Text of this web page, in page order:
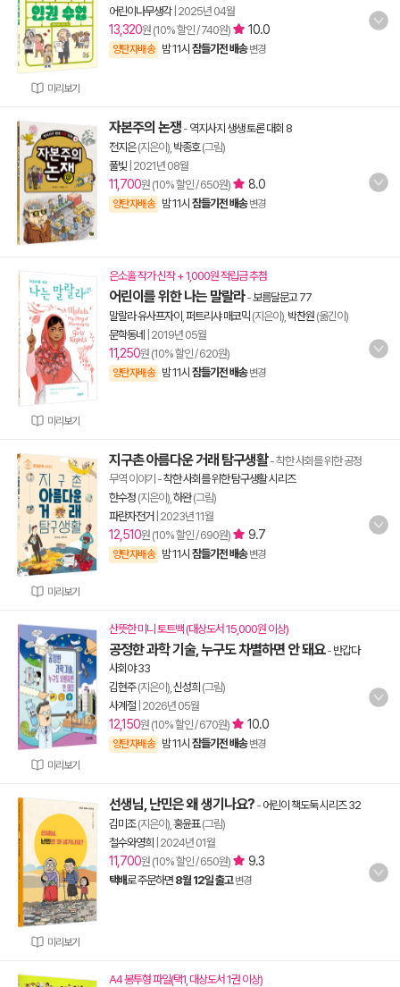
미리보기
어린이나무생각| 2025년 04월
13,320원 (10% 할인 / 740원) 10.0
양탄자배송 밤 11시 잠들기전 배송 변경
자본주의 논쟁 - 역지사지 생생 토론 대회 8
전지은(지은이), 박종호(그림)
풀빛 2021년 08월
11,700원 (10% 할인 / 650원) 8.0
양탄자배송 밤 11시 잠들기전 배송 변경
미리보기
은소홀 작가 신작 + 1,000원 적립금 추첨
어린이를 위한 나는 말랄라-보름달문고 77
말랄라 유사프자이 퍼트리샤 매코믹 (지은이), 박찬원 (옮긴이)
문학동네
2019년 05월
11,250원 (10% 할인 / 620원)
양탄자배송 밤 11시 잠들기전 배송 변경
미리보기
지구촌 아름다운 거래 탐구생활- 착한 사회를 위한 공정
무역 이야기 -착한 사회를 위한 탐구생활 시리즈
한수정 (지은이), 하완(그림)
파란자전거 2023년 11월
12,510원 (10% 할인 / 690원) 9.7
양탄자배송 밤 11시 잠들기전 배송 변경
미리보기
산뜻한 미니 토트백 (대상도서 15,000원 이상)
공정한 과학 기술, 누구도 차별하면 안 돼요- 반갑다
사회야 33
김현주(지은이), 신성희 (그림)
사계절 2026년 05월
12,150원 (10% 할인 / 670원) 10.0
양탄자배송 밤 11시 잠들기전 배송 변경
미리보기
선생님, 난민은 왜 생기나요? - 어린이 책도둑 시리즈 32
김미조(지은이), 홍윤표(그림)
철수와영희
2024년 01월
11,700원 (10% 할인 / 650원) 9.3
택배로 주문하면 8월 12일 출고 변경
A4 봉투형 파일(택1, 대상도서 1권 이상)